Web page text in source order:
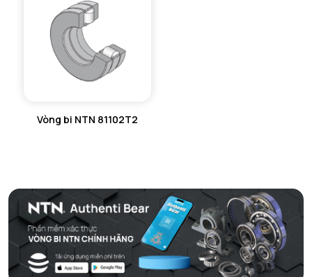
VÒNG BI CHẶN TRỤC NTN
VÒNG BI LĂN TRỤ ĐẨY NTN
GỐI ĐỠ 2 NỬA NTN
MÁY GIA NHIỆT NTN
Vòng bi NTN 81102T2